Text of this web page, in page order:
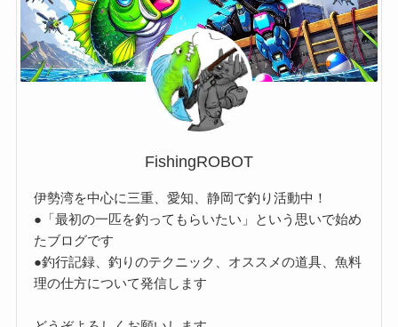
FishingROBOT
伊勢湾を中心に三重、愛知、静岡で釣り活動中！
●「最初の一匹を釣ってもらいたい」という思いで始め
たブログです
●釣行記録、釣りのテクニック、オススメの道具、魚料
理の仕方について発信します